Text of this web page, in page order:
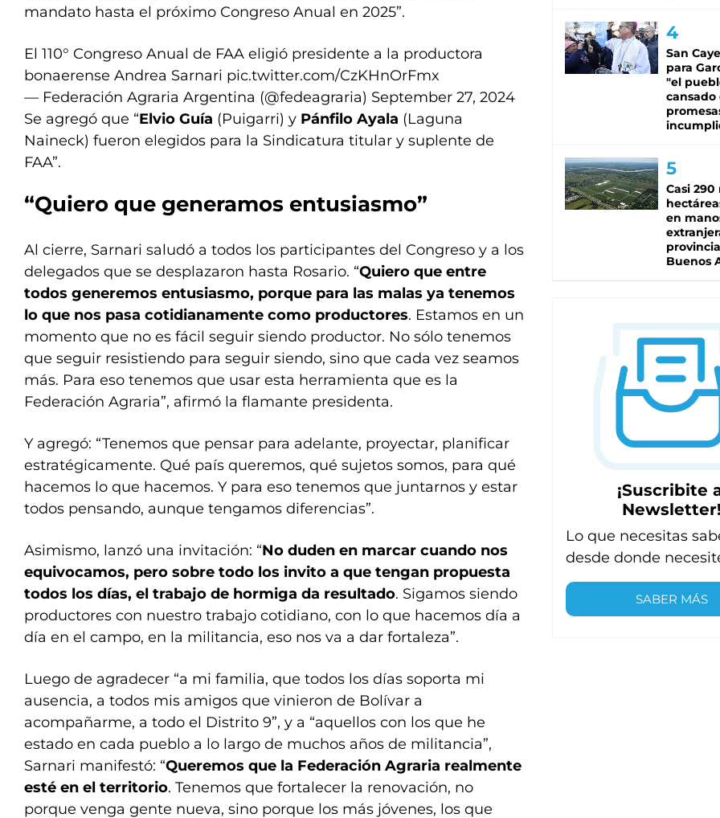
mandato hasta el próximo Congreso Anual en 2025”.
El 110° Congreso Anual de FAA eligió presidente a la productora
bonaerense Andrea Sarnari pic.twitter.com/CzKHnOrFmx
— Federación Agraria Argentina (@fedeagraria) September 27, 2024
Se agregó que “Elvio Guía (Puigarri) y Pánfilo Ayala (Laguna
Naineck) fueron elegidos para la Sindicatura titular y suplente de
FAA”.
“Quiero que generamos entusiasmo”
Al cierre, Sarnari saludó a todos los participantes del Congreso y a los
delegados que se desplazaron hasta Rosario. “Quiero que entre
todos generemos entusiasmo, porque para las malas ya tenemos
lo que nos pasa cotidianamente como productores. Estamos en un
momento que no es fácil seguir siendo productor. No sólo tenemos
que seguir resistiendo para seguir siendo, sino que cada vez seamos
más. Para eso tenemos que usar esta herramienta que es la
Federación Agraria”, afirmó la flamante presidenta.
Y agregó: “Tenemos que pensar para adelante, proyectar, planificar
estratégicamente. Qué país queremos, qué sujetos somos, para qué
hacemos lo que hacemos. Y para eso tenemos que juntarnos y estar
todos pensando, aunque tengamos diferencias”.
Asimismo, lanzó una invitación: “No duden en marcar cuando nos
equivocamos, pero sobre todo los invito a que tengan propuesta
todos los días, el trabajo de hormiga da resultado. Sigamos siendo
productores con nuestro trabajo cotidiano, con lo que hacemos día a
día en el campo, en la militancia, eso nos va a dar fortaleza”.
Luego de agradecer “a mi familia, que todos los días soporta mi
ausencia, a todos mis amigos que vinieron de Bolívar a
acompañarme, a todo el Distrito 9”, y a “aquellos con los que he
estado en cada pueblo a lo largo de muchos años de militancia”,
Sarnari manifestó: “Queremos que la Federación Agraria realmente
esté en el territorio. Tenemos que fortalecer la renovación, no
porque venga gente nueva, sino porque los más jóvenes, los que
San
para
"el
cansado
Casi 290
en
Buenos
¡Suscribite
Newsletter!
Lo que necesitas
desde donde
SABER MÁS